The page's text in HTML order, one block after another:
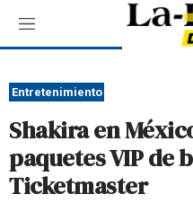
M
e
ú
Entretenimiento
Shakira en
paquetes VIP de
Ticketmaster